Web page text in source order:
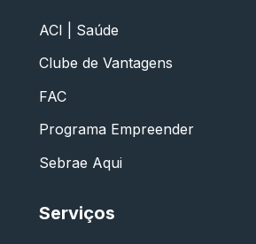
ACI | Saúde
Clube de Vantagens
FAC
Programa Empreender
Sebrae Aqui
Serviços